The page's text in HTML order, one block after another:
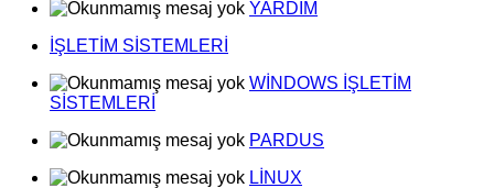
YARDIM
İŞLETİM SİSTEMLERİ
WİNDOWS İŞLETİM
SİSTEMLERİ
PARDUS
LİNUX